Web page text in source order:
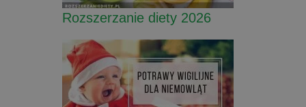
Rozszerzanie diety 2026